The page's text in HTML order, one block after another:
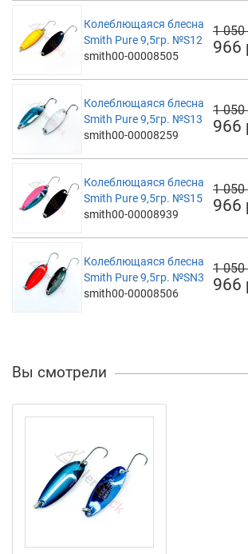
Колеблющаяся блесна
Smith Pure 9,5гр. №S12
smith00-00008505
1 050
966
Колеблющаяся блесна
Smith Pure 9,5гр. №S13
smith00-00008259
1 050
966
Колеблющаяся блесна
Smith Pure 9,5гр. №S15
smith00-00008939
1 050
966
Колеблющаяся блесна
Smith Pure 9,5гр. №SN3
smith00-00008506
1 050
966
Вы смотрели